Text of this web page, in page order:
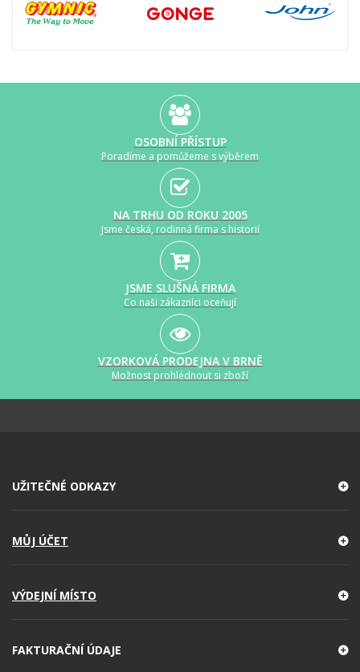
OSOBNÍ PŘÍSTUP
Poradíme a pomůžeme s výběrem
NA TRHU OD ROKU 2005
Jsme česká, rodinná firma s historií
JSME SLUŠNÁ FIRMA
Co naši zákazníci oceňují
VZORKOVÁ PRODEJNA V BRNĚ
Možnost prohlédnout si zboží
UŽITEČNÉ ODKAZY
MŮJ ÚČET
VÝDEJNÍ MÍSTO
FAKTURAČNÍ ÚDAJE